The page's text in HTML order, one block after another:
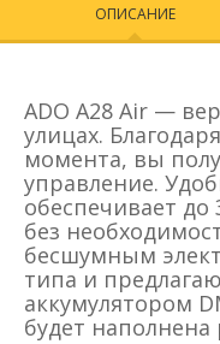
ОПИСАНИЕ
ADO A28 Air —
улицах.
момента, вы
управление.
обеспечивает
без
бесшумным
типа и
аккумулятором
будет наполнена